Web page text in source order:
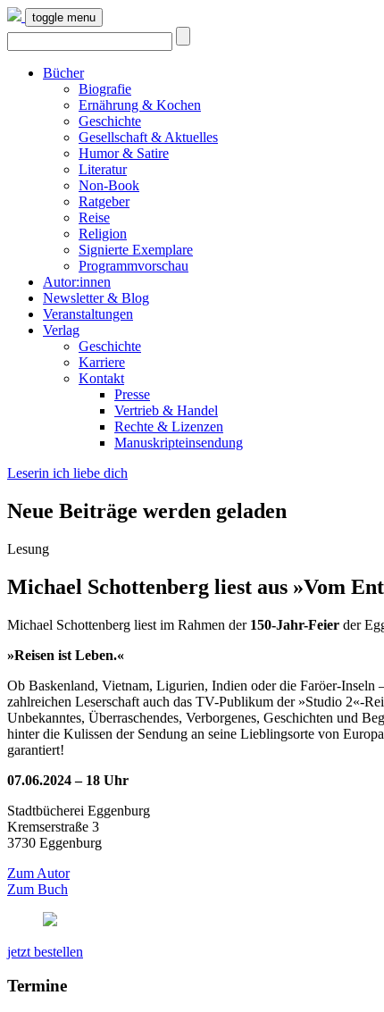
toggle menu
Bücher
Biografie
Ernährung & Kochen
Geschichte
Gesellschaft & Aktuelles
Humor & Satire
Literatur
Non-Book
Ratgeber
Reise
Religion
Signierte Exemplare
Programmvorschau
Autor:innen
Newsletter & Blog
Veranstaltungen
Verlag
Geschichte
Karriere
Kontakt
Presse
Vertrieb & Handel
Rechte & Lizenzen
Manuskripteinsendung
Leserin ich liebe dich
Neue Beiträge werden geladen
Lesung
Michael Schottenberg liest aus »Vom
Michael Schottenberg liest im Rahmen der 150-Jahr-Feier der
»Reisen ist Leben.«
Ob Baskenland, Vietnam, Ligurien, Indien oder die Faröer-Inseln
zahlreichen Leserschaft auch das TV-Publikum der »Studio 2«-
Unbekanntes, Überraschendes, Verborgenes, Geschichten und
hinter die Kulissen der Sendung an seine Lieblingsorte von
garantiert!
07.06.2024 – 18 Uhr
Stadtbücherei Eggenburg
Kremserstraße 3
3730 Eggenburg
Zum Autor
Zum Buch
jetzt bestellen
Termine